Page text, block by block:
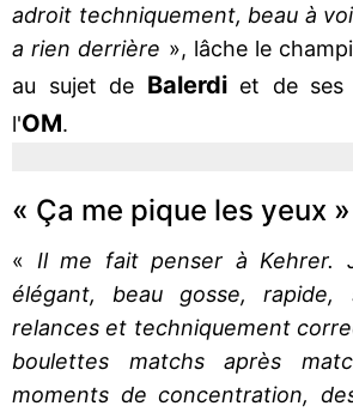
adroit techniquement, beau à
a rien derrière », lâche le
au sujet de Balerdiet de ses
l'OM.
« Ça me pique les yeux »
« Il me fait penser à Kehrer.
élégant, beau gosse,
relances et techniquement
boulettes matchs après
moments de concentration,